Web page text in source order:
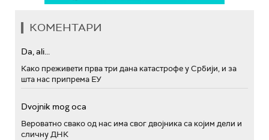
КОМЕНТАРИ
Da, ali...
Како преживети прва три дана катастрофе у Србији, и за
шта нас припрема ЕУ
Dvojnik mog oca
Вероватно свако од нас има свог двојника са којим дели и
сличну ДНК